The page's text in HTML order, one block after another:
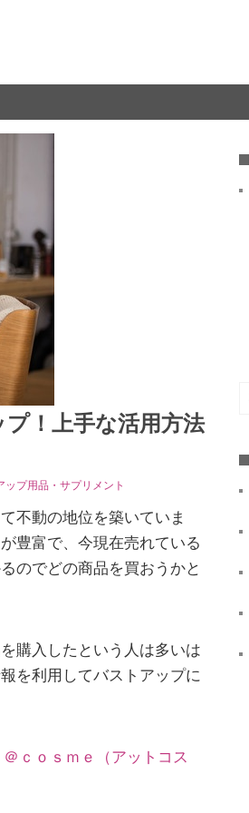
！上手な活用方法
ップ用品・サプリメント
不動の地位を築いていま
豊富で、今現在売れている
のでどの商品を買おうかと
購入したという人は多いは
を利用してバストアップに
ｃｏｓｍｅ（アットコス